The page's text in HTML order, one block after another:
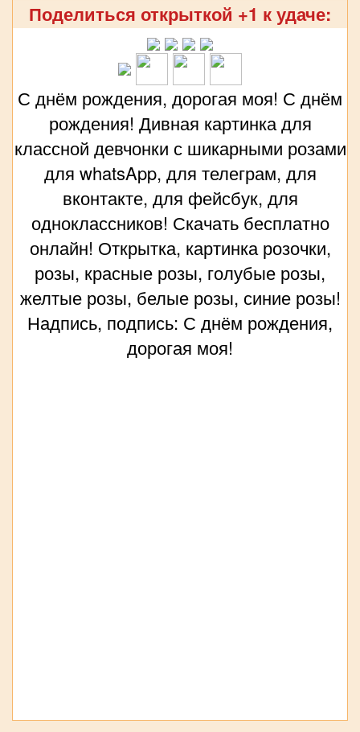
Поделиться открыткой +1 к удаче:
С днём рождения, дорогая моя! С днём
рождения! Дивная картинка для
классной девчонки с шикарными розами
для whatsApp, для телеграм, для
вконтакте, для фейсбук, для
одноклассников! Скачать бесплатно
онлайн! Открытка, картинка розочки,
розы, красные розы, голубые розы,
желтые розы, белые розы, синие розы!
Надпись, подпись: С днём рождения,
дорогая моя!